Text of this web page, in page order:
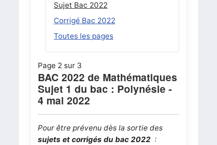
Sujet Bac 2022
Corrigé Bac 2022
Toutes les pages
Page 2 sur 3
BAC 2022 de Mathématiques
Sujet 1 du bac : Polynésie -
4 mai 2022
Pour être prévenu dès la sortie des
sujets et corrigés du bac 2022 :